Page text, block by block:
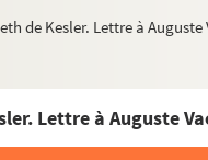
de Kesler. Lettre à
Lettre à Auguste
E-F
G